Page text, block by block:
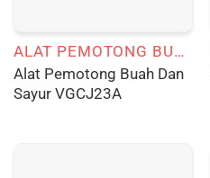
ALAT PEMOTONG BUAH DAN SAYUR
Alat Pemotong Buah Dan
Sayur VGCJ23A